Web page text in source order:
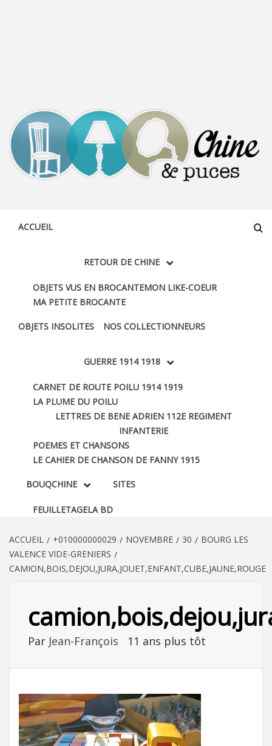
ACCUEIL
RETOUR DE CHINE
OBJETS VUS EN BROCANTEMON LIKE-COEUR
MA PETITE BROCANTE
OBJETS INSOLITES NOS COLLECTIONNEURS
GUERRE 1914 1918
CARNET DE ROUTE POILU 1914 1919
LA PLUME DU POILU
LETTRES DE BENE ADRIEN 112E REGIMENT
INFANTERIE
POEMES ET CHANSONS
LE CAHIER DE CHANSON DE FANNY 1915
BOUQCHINE
FEUILLETAGELA BD
SITES
ACCUEIL +010000000029 NOVEMBRE 30
BOURG LES
VALENCE VIDE-GRENIERS
CAMION,BOIS,DEJOU,JURA,JOUET,ENFANT,CUBE,JAUNE,ROUGE
Par Jean-François 11 ans plus tôt